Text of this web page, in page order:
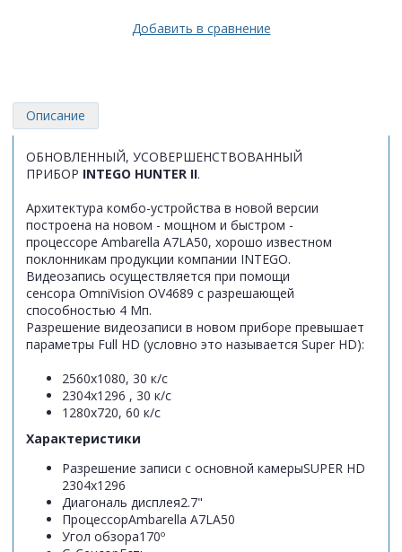
Добавить в сравнение
Описание
ОБНОВЛЕННЫЙ, УСОВЕРШЕНСТВОВАННЫЙ
ПРИБОР INTEGO HUNTER II.
Архитектура комбо-устройства в новой версии
построена на новом - мощном и быстром -
процессоре Ambarella A7LA50, хорошо известном
поклонникам продукции компании INTEGO.
Видеозапись осуществляется при помощи
сенсора OmniVision OV4689 с разрешающей
способностью 4 Мп.
Разрешение видеозаписи в новом приборе превышает
параметры Full HD (условно это называется Super HD):
2560х1080, 30 к/с
2304х1296 , 30 к/с
1280x720, 60 к/с
Характеристики
Разрешение записи с основной камерыSUPER HD
2304x1296
Диагональ дисплея2.7"
ПроцессорAmbarella A7LA50
Угол обзора170º